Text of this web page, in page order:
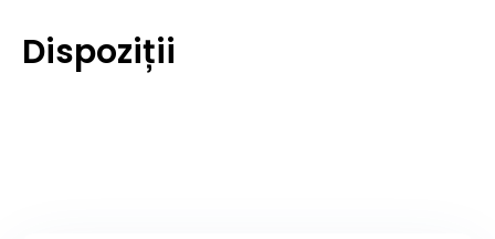
Dispoziții